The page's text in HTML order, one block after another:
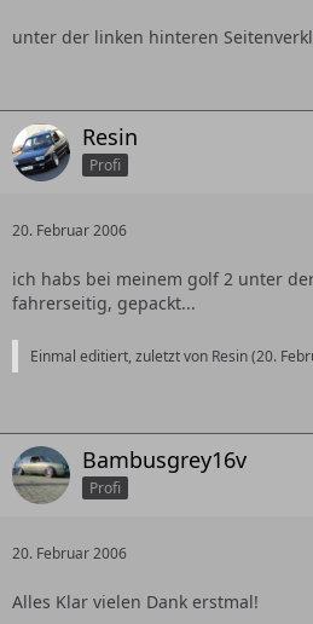
unter der linken hinteren
Resin
Profi
20. Februar 2006
ich habs bei meinem golf 2 unter
fahrerseitig, gepackt...
Einmal editiert, zuletzt von Resin (20.
Bambusgrey16v
Profi
20. Februar 2006
Alles Klar vielen Dank erstmal!